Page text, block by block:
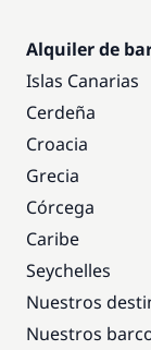
Alquiler de
Islas Canarias
Cerdeña
Croacia
Grecia
Córcega
Caribe
Seychelles
Nuestros
Nuestros